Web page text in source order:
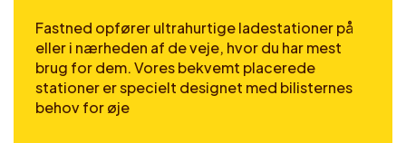
Fastned opfører ultrahurtige ladestationer på
eller i nærheden af de veje, hvor du har mest
brug for dem. Vores bekvemt placerede
stationer er specielt designet med bilisternes
behov for øje